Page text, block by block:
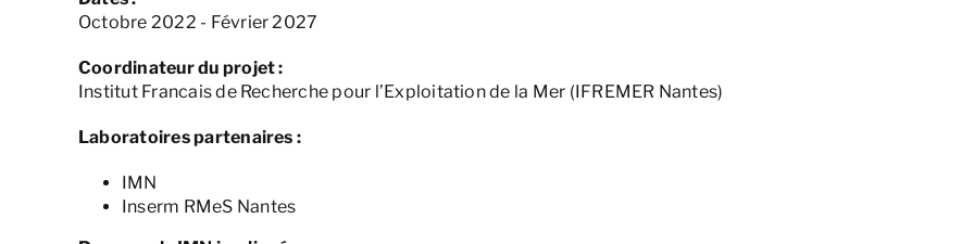
Octobre 2022 - Février 2027
Coordinateur du projet :
Institut Francais de Recherche pour l’Exploitation de la Mer (IFREMER Nantes)
Laboratoires partenaires :
IMN
Inserm RMeS Nantes